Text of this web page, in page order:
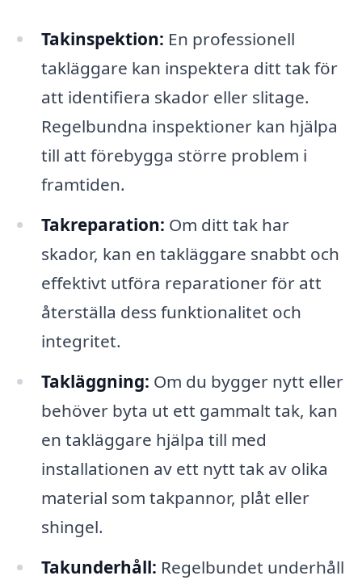
Takinspektion: En professionell
takläggare kan inspektera ditt tak för
att identifiera skador eller slitage.
Regelbundna inspektioner kan hjälpa
till att förebygga större problem i
framtiden.
Takreparation: Om ditt tak har
skador, kan en takläggare snabbt och
effektivt utföra reparationer för att
återställa dess funktionalitet och
integritet.
Takläggning: Om du bygger nytt eller
behöver byta ut ett gammalt tak, kan
en takläggare hjälpa till med
installationen av ett nytt tak av olika
material som takpannor, plåt eller
shingel.
Takunderhåll: Regelbundet underhåll